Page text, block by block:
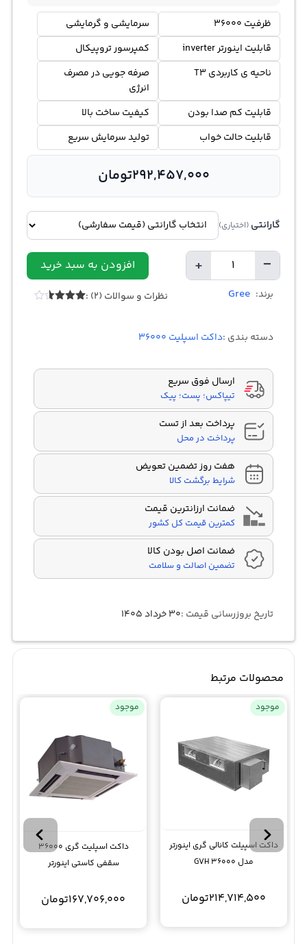
ظرفیت 36000
سرمایشی و گرمایشی
قابلیت اینورتر inverter
کمپرسور تروپیکال
ناحیه ی کاربردی T3
صرفه جویی در مصرف
انرژی
قابلیت کم صدا بودن
کیفیت ساخت بالا
قابلیت حالت خواب
تولید سرمایش سریع
292,457,000تومان
گارانتی (اختیاری)
−
تعداد + افزودن به سبد خرید
برند: Gree نظرات و سوالات (2) :
دسته بندی :داکت اسپلیت 36000
ارسال فوق سریع
تیپاکس؛ پست؛ پیک
پرداخت بعد از تست
پرداخت در محل
هفت روز تضمین تعویض
شرایط برگشت کالا
ضمانت ارزانترین قیمت
کمترین قیمت کل کشور
ضمانت اصل بودن کالا
تضمین اصالت و سلامت
تاریخ بروزرسانی قیمت :۳۰ خرداد ۱۴۰۵
محصولات مرتبط
موجود
داکت اسپیلت کانالی گری اینورتر
مدل GVH 36000
214,714,500تومان
موجود
داکت اسپلیت گری 36000
سقفی کاستی اینورتر
167,706,000تومان